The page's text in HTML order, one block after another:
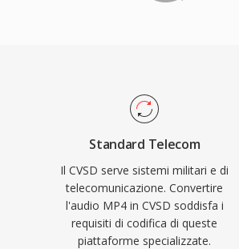
Standard Telecom
Il CVSD serve sistemi militari e di
telecomunicazione. Convertire
l'audio MP4 in CVSD soddisfa i
requisiti di codifica di queste
piattaforme specializzate.